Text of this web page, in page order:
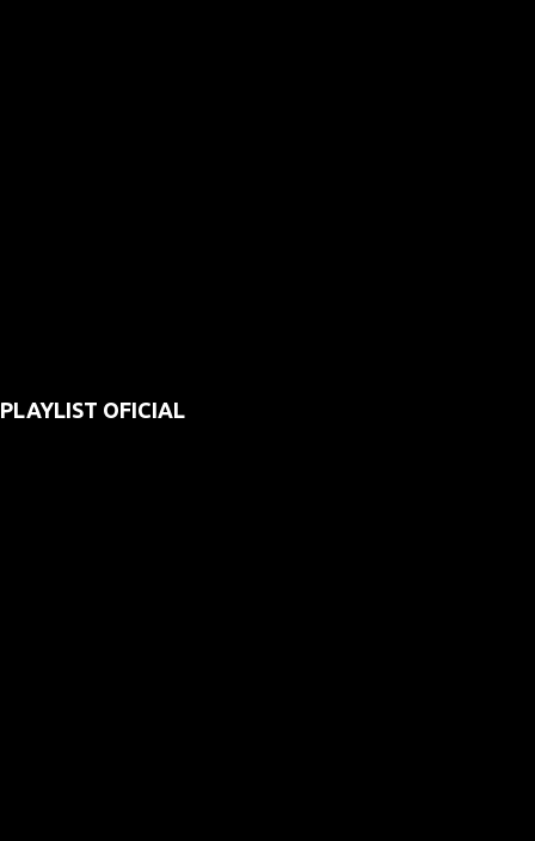
PLAYLIST OFICIAL